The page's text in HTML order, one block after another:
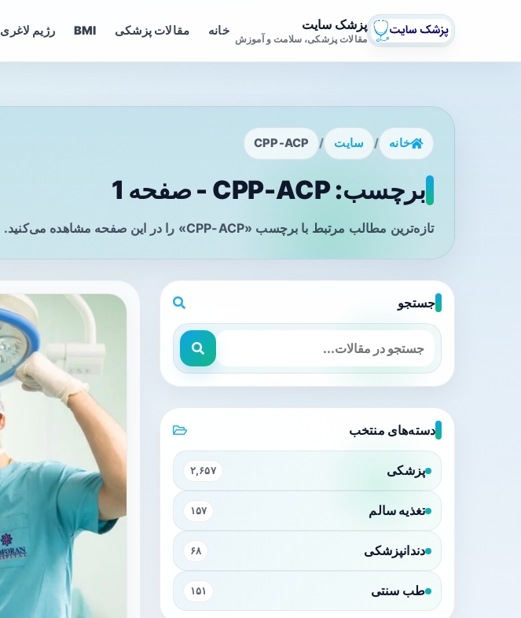
پزشک سایت
مقالات پزشکی، سلامت و آموزش
خانه مقالات پزشکی BMI رژیم لاغری
خانه / سایت /
CPP-ACP
برچسب: CPP-ACP - صفحه 1
تازه‌ترین مطالب مرتبط با برچسب «CPP-ACP» را در این صفحه مشاهده می‌کنید.
جستجو
دسته‌های منتخب
پزشکی ۲,۶۵۷
تغذیه سالم ۱۵۷
دندانپزشکی ۶۸
طب سنتی ۱۵۱